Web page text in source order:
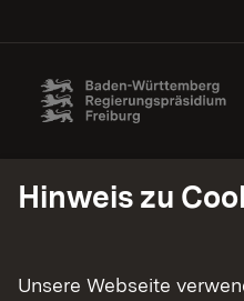
Hinweis zu
Unsere Webseite